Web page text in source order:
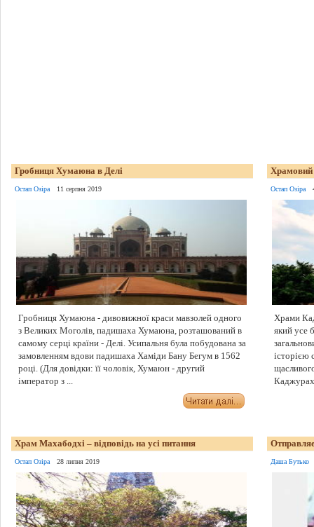
Гробниця Хумаюна в Делі
Остап Озіра 11 серпня 2019
Гробниця Хумаюна - дивовижної краси мавзолей одного
з Великих Моголів, падишаха Хумаюна, розташований в
самому серці країни - Делі. Усипальня була побудована за
замовленням вдови падишаха Хаміди Бану Бегум в 1562
році. (Для довідки: її чоловік, Хумаюн - другий
імператор з ...
Храмовий
Остап Озіра
Храми
який усе
історією
Храм Махабодхі – відповідь на усі питання
Остап Озіра 28 липня 2019 Даша Бутько